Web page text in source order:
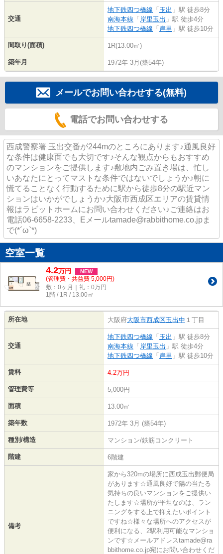
交通
地下鉄四つ橋線 「 玉出 」駅 徒歩8分
南海本線 「 岸里玉出 」駅 徒歩4分
地下鉄四つ橋線 「 岸里 」駅 徒歩10分
間取り(面積) 1R(13.00㎡)
築年月 1972年 3月(築54年)
メールでお問い合わせする(無料)
電話でお問い合わせする
西成警察署 玉出交番が244mのところにあります♪通風良好
な条件は健康面でも大切です♪そんな観点からもおすすめ
のマンションをご提供します♪敷地内ごみ置き場は、忙し
いあなたにとってマストな条件ではないでしょうか♪朝に
慌てることなく行動するために駅から徒歩8分の駅近マン
ションはいかがでしょうか♪大阪市西成区エリアの賃貸情
報はラビットホームにお問い合わせください♪ご連絡はお
電話06-6658-2233、Eメールtamade@rabbithome.co.jpま
で(*´ω`*)
空室一覧
4.2万円 NEW
(管理費・共益費 5,000円)
敷：0ヶ月｜礼：0万円
1階 / 1R / 13.00㎡
所在地 大阪府大阪市西成区玉出中 １丁目
交通
地下鉄四つ橋線 「 玉出 」駅 徒歩8分
南海本線 「 岸里玉出 」駅 徒歩4分
地下鉄四つ橋線 「 岸里 」駅 徒歩10分
賃料 4.2万円
管理費等 5,000円
面積 13.00㎡
築年数 1972年 3月 (築54年)
種別/構造 マンション/鉄筋コンクリート
階建 6階建
備考
家から320mの場所に西成玉出郵便局
があります☆通風良好で陽の当たる
気持ちの良いマンションをご提供い
たします☆場所が平坦なのは、ラン
ニングをする上で抑えたいポイント
ですね☆様々な場所へのアクセスが
便利になる、2駅利用可能なマンショ
ンです☆メールアドレスtamade@ra
bbithome.co.jp宛にお問い合わせくだ